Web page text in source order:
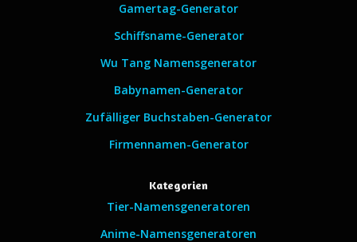
Gamertag-Generator
Schiffsname-Generator
Wu Tang Namensgenerator
Babynamen-Generator
Zufälliger Buchstaben-Generator
Firmennamen-Generator
Kategorien
Tier-Namensgeneratoren
Anime-Namensgeneratoren